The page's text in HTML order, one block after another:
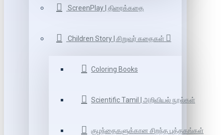
ScreenPlay | திரைக்கதை
Children Story | சிறுவர் கதைகள்
Coloring Books
Scientific Tamil | அறிவியல் நூல்கள்
குழந்தைகளுக்கான சிறந்த புத்தகங்கள்